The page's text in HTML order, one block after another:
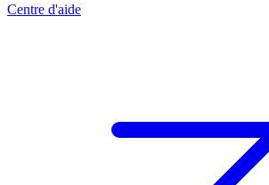
Centre d'aide